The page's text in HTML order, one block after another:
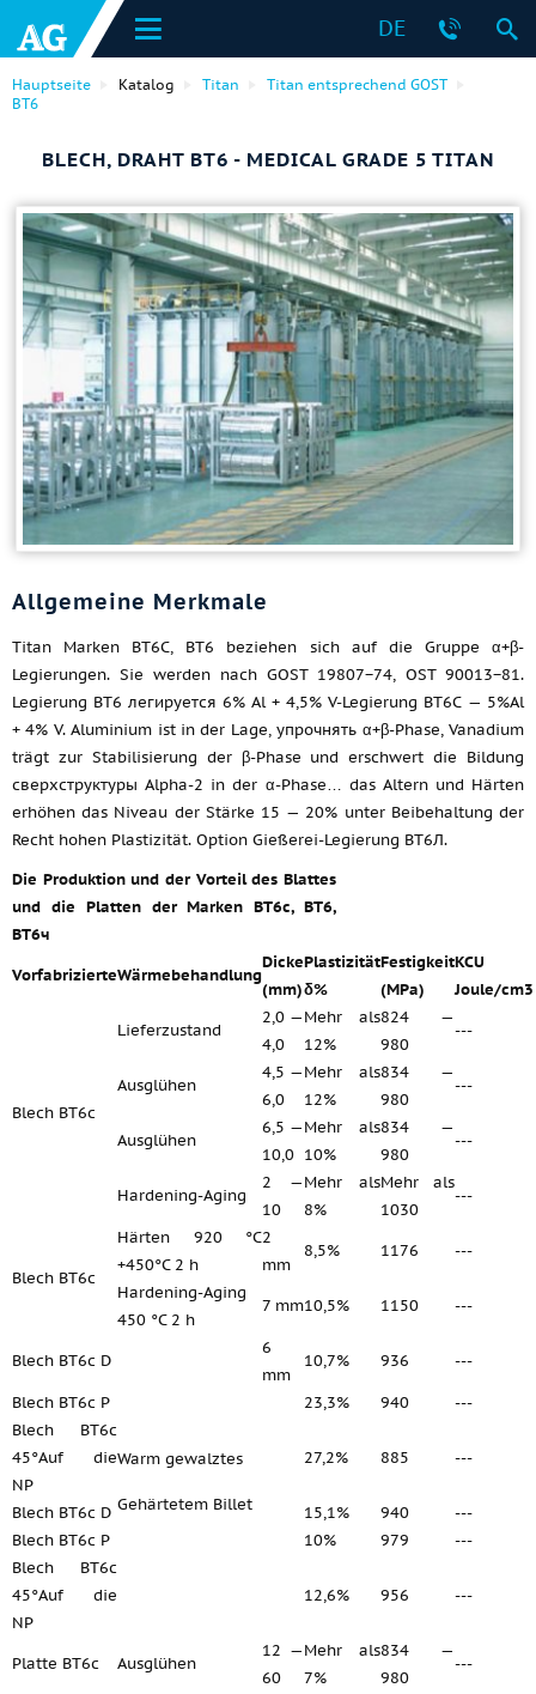
DE
Hauptseite Katalog Titan
Titan entsprechend GOST
ВТ6
BLECH, DRAHT ВТ6 - MEDICAL GRADE 5 TITAN
Allgemeine Merkmale
Titan Marken ВТ6С, ВТ6 beziehen sich auf die Gruppe α+β-
Legierungen. Sie werden nach GOST 19807−74, OST 90013−81.
Legierung ВТ6 легируется 6% Al + 4,5% V-Legierung ВТ6С — 5%Al
+ 4% V. Aluminium ist in der Lage, упрочнять α+β-Phase, Vanadium
trägt zur Stabilisierung der β-Phase und erschwert die Bildung
сверхструктуры Alpha-2 in der α-Phase… das Altern und Härten
erhöhen das Niveau der Stärke 15 — 20% unter Beibehaltung der
Recht hohen Plastizität. Option Gießerei-Legierung ВТ6Л.
Die Produktion und der Vorteil des Blattes
und die Platten der Marken ВТ6с, ВТ6,
ВТ6ч
VorfabrizierteWärmebehandlung
Dicke
(mm)
Plastizität
δ%
Festigkeit
(MPa)
KCU
Joule/cm3
Blech ВТ6с
Lieferzustand
2,0 —
4,0
Mehr als
12%
824 —
980
---
Ausglühen
4,5 —
6,0
Mehr als
12%
834 —
980
---
Ausglühen
6,5 —
10,0
Mehr als
10%
834 —
980
---
Hardening-Aging
2 —
10
Mehr als
8%
Mehr als
1030
---
Blech ВТ6с
Härten 920 °C
+450°C 2 h
2
mm
8,5% 1176 ---
Hardening-Aging
450 °C 2 h
7 mm10,5% 1150 ---
Blech ВТ6с D
Warm gewalztes
Gehärtetem Billet
6
mm
10,7% 936 ---
Blech ВТ6с P 23,3% 940
---
Blech ВТ6с
45°Auf die
NP
27,2% 885 ---
Blech ВТ6с D 15,1% 940
---
Blech ВТ6с P
10% 979
---
Blech ВТ6с
45°Auf die
NP
12,6% 956 ---
Platte ВТ6с Ausglühen
12 —
60
Mehr als
7%
834 —
980
---